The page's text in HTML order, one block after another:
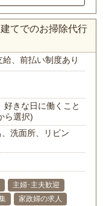
てでのお掃除代行
給、前払い制度あり
きな日に働くこと
ら選択)
洗面所、リビン
主婦･主夫歓迎
家政婦の求人